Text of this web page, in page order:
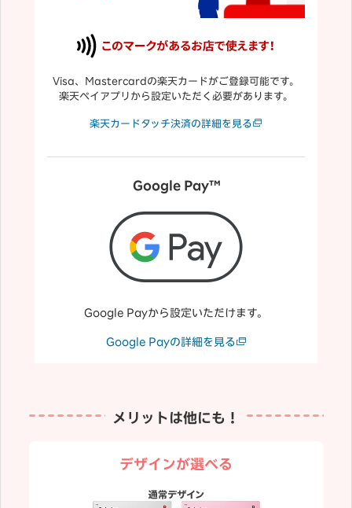
Visa、Mastercardの楽天カードがご登録可能です。
楽天ペイアプリから設定いただく必要があります。
楽天カードタッチ決済の詳細を見る
Google Pay™
Google Payから設定いただけます。
Google Payの詳細を見る
メリットは他にも！
デザインが選べる